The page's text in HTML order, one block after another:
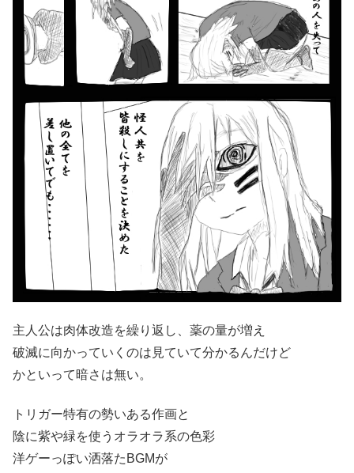
主人公は肉体改造を繰り返し、薬の量が増え
破滅に向かっていくのは見ていて分かるんだけど
かといって暗さは無い。
トリガー特有の勢いある作画と
陰に紫や緑を使うオラオラ系の色彩
洋ゲーっぽい洒落たBGMが